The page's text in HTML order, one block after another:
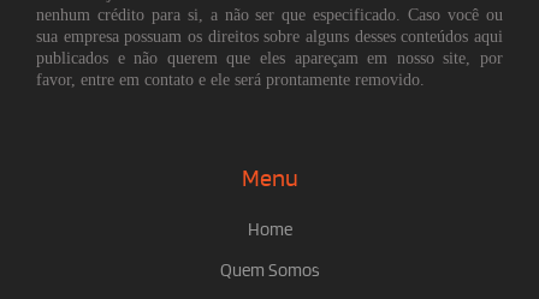
nenhum crédito para si, a não ser que especificado. Caso você ou
sua empresa possuam os direitos sobre alguns desses conteúdos aqui
publicados e não querem que eles apareçam em nosso site, por
favor, entre em contato e ele será prontamente removido.
Menu
Home
Quem Somos